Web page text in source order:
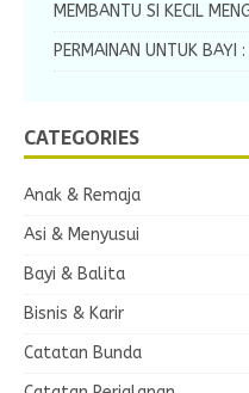
MEMBANTU SI KECIL
PERMAINAN UNTUK BAYI
CATEGORIES
Anak & Remaja
Asi & Menyusui
Bayi & Balita
Bisnis & Karir
Catatan Bunda